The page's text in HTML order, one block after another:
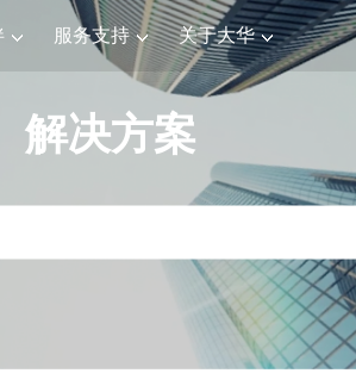
服务支持 关于大华
解决方案